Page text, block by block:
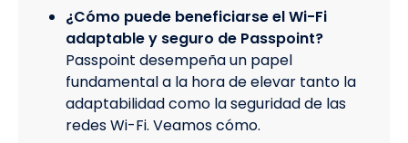
¿Cómo puede beneficiarse el Wi-Fi
adaptable y seguro de Passpoint?
Passpoint desempeña un papel
fundamental a la hora de elevar tanto la
adaptabilidad como la seguridad de las
redes Wi-Fi. Veamos cómo.